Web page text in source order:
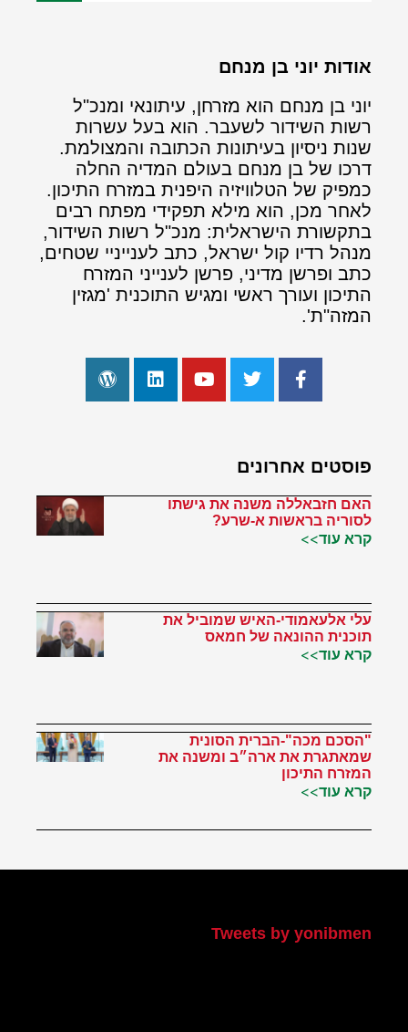
אודות יוני בן מנחם
יוני בן מנחם הוא מזרחן, עיתונאי ומנכ"ל
רשות השידור לשעבר. הוא בעל עשרות
שנות ניסיון בעיתונות הכתובה והמצולמת.
דרכו של בן מנחם בעולם המדיה החלה
כמפיק של הטלוויזיה היפנית במזרח התיכון.
לאחר מכן, הוא מילא תפקידי מפתח רבים
בתקשורת הישראלית: מנכ"ל רשות השידור,
מנהל רדיו קול ישראל, כתב לענייניי שטחים,
כתב ופרשן מדיני, פרשן לענייני המזרח
התיכון ועורך ראשי ומגיש התוכנית 'מגזין
המזה"ת'.
פוסטים אחרונים
האם חזבאללה משנה את גישתו
לסוריה בראשות א-שרע?
קרא עוד>>
עלי אלעאמודי-האיש שמוביל את
תוכנית ההונאה של חמאס
קרא עוד>>
"הסכם מכה"-הברית הסונית
שמאתגרת את ארה״ב ומשנה את
המזרח התיכון
קרא עוד>>
Tweets by yonibmen